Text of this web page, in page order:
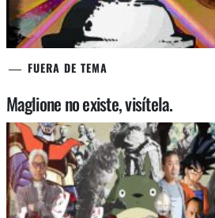
FUERA DE TEMA
Maglione no existe, visítela.